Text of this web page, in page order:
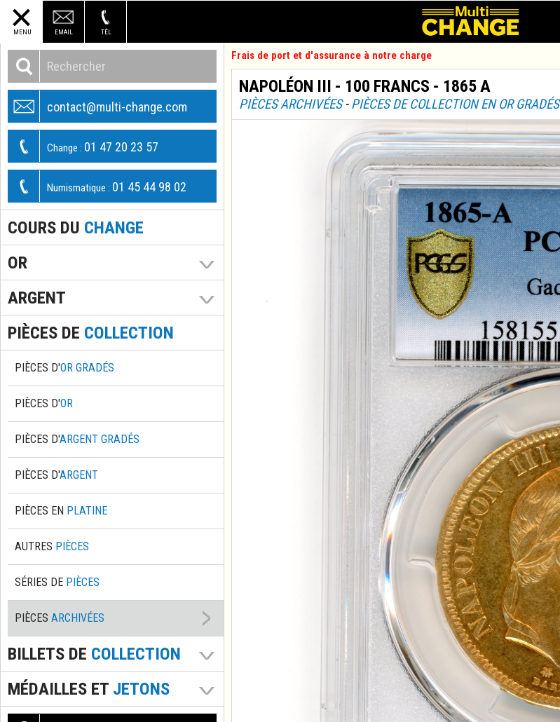
MENU EMAIL TÉL
contact@multi-change.com
Change : 01 47 20 23 57
Numismatique : 01 45 44 98 02
COURS DU CHANGE
OR
ARGENT
PIÈCES DE COLLECTION
PIÈCES D'OR GRADÉS
PIÈCES D'OR
PIÈCES D'ARGENT GRADÉS
PIÈCES D'ARGENT
PIÈCES EN PLATINE
AUTRES PIÈCES
SÉRIES DE PIÈCES
PIÈCES ARCHIVÉES
BILLETS DE COLLECTION
MÉDAILLES ET JETONS
Frais de port et d'assurance à notre charge
NAPOLÉON III - 100 FRANCS - 1865 A
PIÈCES ARCHIVÉES-PIÈCES DE COLLECTION EN OR GRADÉS